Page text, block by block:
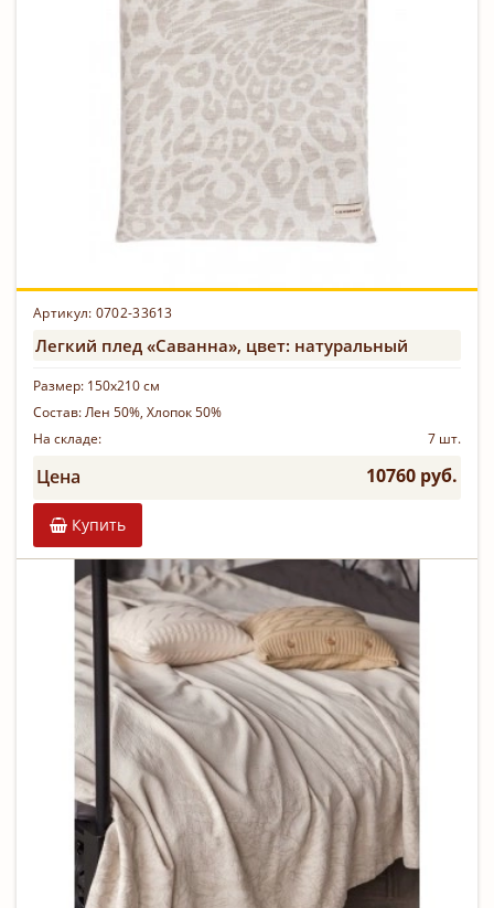
Артикул: 0702-33613
Легкий плед «Саванна», цвет: натуральный
Размер: 150х210 см
Состав:Лен 50%, Хлопок 50%
На складе:
7 шт.
Цена 10760 руб.
Купить